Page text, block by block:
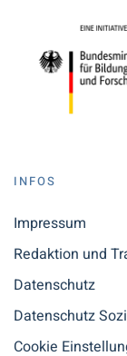
INFOS
Impressum
Redaktion und
Datenschutz
Datenschutz
Cookie